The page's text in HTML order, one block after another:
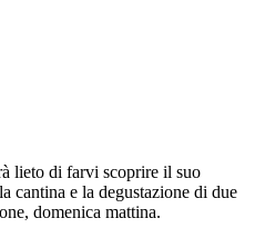
lieto di farvi scoprire il suo
cantina e la degustazione di due
domenica mattina.